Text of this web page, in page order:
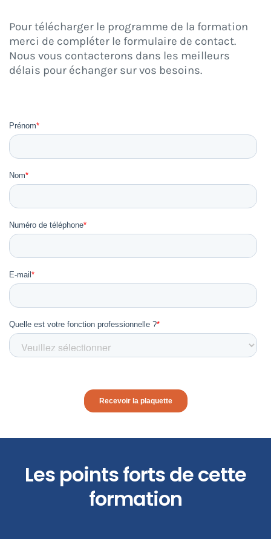
Pour télécharger le programme de la formation
merci de compléter le formulaire de contact.
Nous vous contacterons dans les meilleurs
délais pour échanger sur vos besoins.
Les points forts de cette
formation